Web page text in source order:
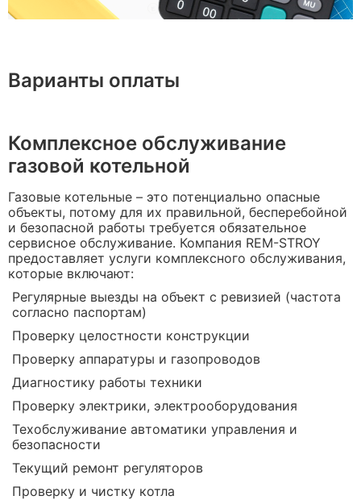
Варианты оплаты
Комплексное обслуживание
газовой котельной
Газовые котельные – это потенциально опасные
объекты, потому для их правильной, бесперебойной
и безопасной работы требуется обязательное
сервисное обслуживание. Компания REM-STROY
предоставляет услуги комплексного обслуживания,
которые включают:
Регулярные выезды на объект с ревизией (частота
согласно паспортам)
Проверку целостности конструкции
Проверку аппаратуры и газопроводов
Диагностику работы техники
Проверку электрики, электрооборудования
Техобслуживание автоматики управления и
безопасности
Текущий ремонт регуляторов
Проверку и чистку котла